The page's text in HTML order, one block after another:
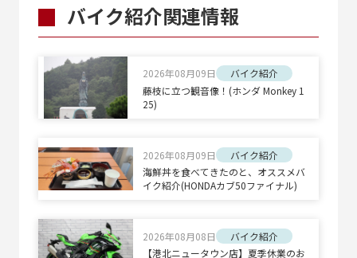
バイク紹介関連情報
2026年08月09日
バイク紹介
藤枝に立つ観音像！(ホンダ Monkey 1
25)
2026年08月09日
バイク紹介
海鮮丼を食べてきたのと、オススメバ
イク紹介(HONDAカブ50ファイナル)
2026年08月08日
バイク紹介
【港北ニュータウン店】夏季休業のお